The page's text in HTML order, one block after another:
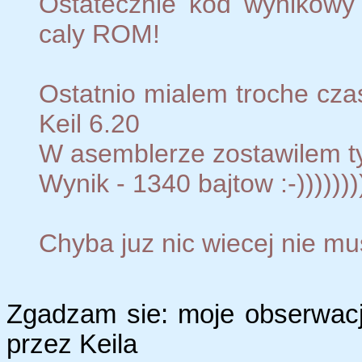
caly ROM!
Ostatnio mialem troche
Keil 6.20
W asemblerze zostawilem
Wynik - 1340 bajtow :-
Chyba juz nic wiecej nie
Zgadzam sie: moje
przez Keila